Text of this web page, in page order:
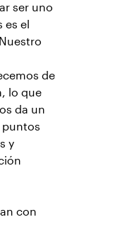
ser uno
el
de
lo que
da un
puntos
y
con